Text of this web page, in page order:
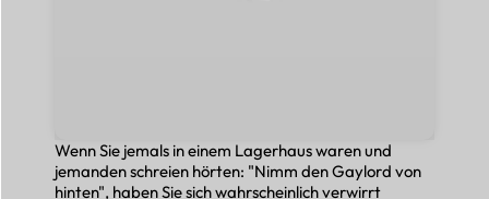
Wenn Sie jemals in einem Lagerhaus waren und
jemanden schreien hörten: "Nimm den Gaylord von
hinten", haben Sie sich wahrscheinlich verwirrt